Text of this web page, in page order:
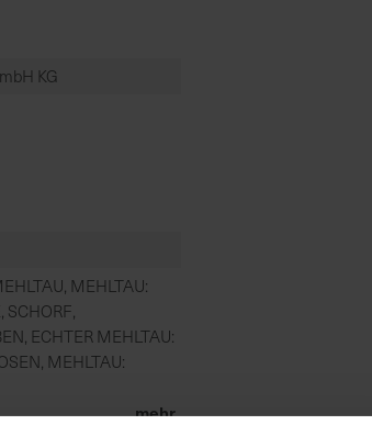
KG
MEHLTAU:
SCHORF,
ECHTER MEHLTAU:
MEHLTAU:
mehr